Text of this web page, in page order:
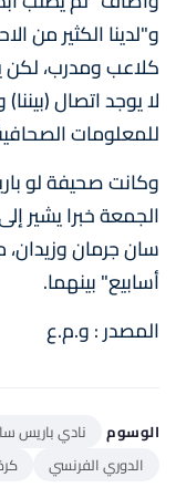
و"لدينا الكثير من
كلاعب ومدرب،
لا يوجد اتصال
للمعلومات
وكانت صحيفة لو
الجمعة خبرا يشير
سان جرمان
أسابيع" بينهما.
المصدر : و.م.ع
الوسوم نادي باريس
الدوري الفرنسي